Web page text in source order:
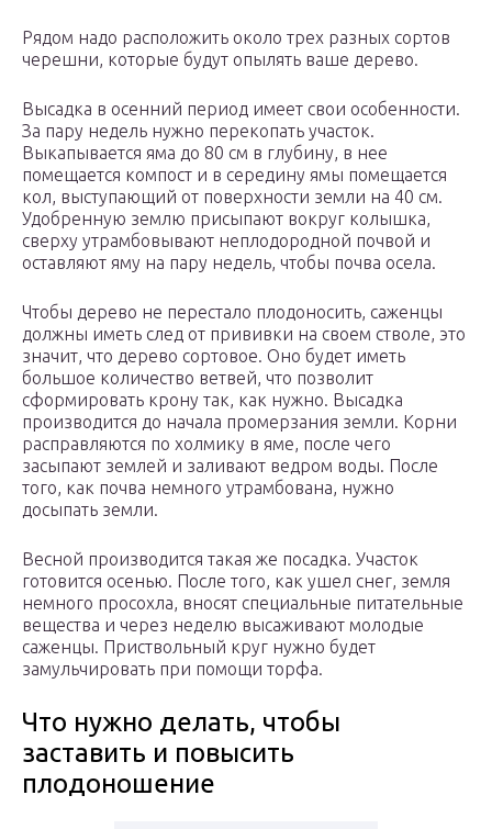
Рядом надо расположить около трех разных сортов
черешни, которые будут опылять ваше дерево.
Высадка в осенний период имеет свои особенности.
За пару недель нужно перекопать участок.
Выкапывается яма до 80 см в глубину, в нее
помещается компост и в середину ямы помещается
кол, выступающий от поверхности земли на 40 см.
Удобренную землю присыпают вокруг колышка,
сверху утрамбовывают неплодородной почвой и
оставляют яму на пару недель, чтобы почва осела.
Чтобы дерево не перестало плодоносить, саженцы
должны иметь след от прививки на своем стволе, это
значит, что дерево сортовое. Оно будет иметь
большое количество ветвей, что позволит
сформировать крону так, как нужно. Высадка
производится до начала промерзания земли. Корни
расправляются по холмику в яме, после чего
засыпают землей и заливают ведром воды. После
того, как почва немного утрамбована, нужно
досыпать земли.
Весной производится такая же посадка. Участок
готовится осенью. После того, как ушел снег, земля
немного просохла, вносят специальные питательные
вещества и через неделю высаживают молодые
саженцы. Приствольный круг нужно будет
замульчировать при помощи торфа.
Что нужно делать, чтобы
заставить и повысить
плодоношение